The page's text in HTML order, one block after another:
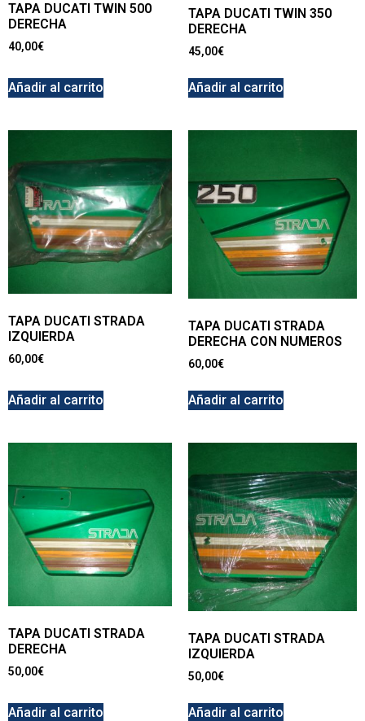
TAPA DUCATI TWIN 500
DERECHA
40,00€
Añadir al carrito
TAPA DUCATI TWIN 350
DERECHA
45,00€
Añadir al carrito
TAPA DUCATI STRADA
IZQUIERDA
60,00€
Añadir al carrito
TAPA DUCATI STRADA
DERECHA CON NUMEROS
60,00€
Añadir al carrito
TAPA DUCATI STRADA
DERECHA
50,00€
Añadir al carrito
TAPA DUCATI STRADA
IZQUIERDA
50,00€
Añadir al carrito